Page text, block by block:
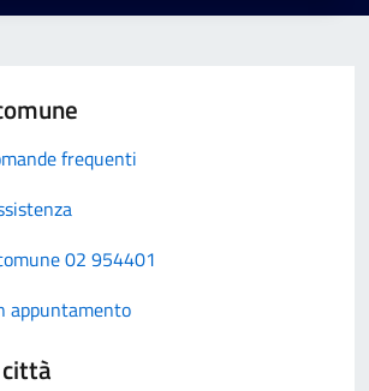
frequenti
02 954401
appuntamento